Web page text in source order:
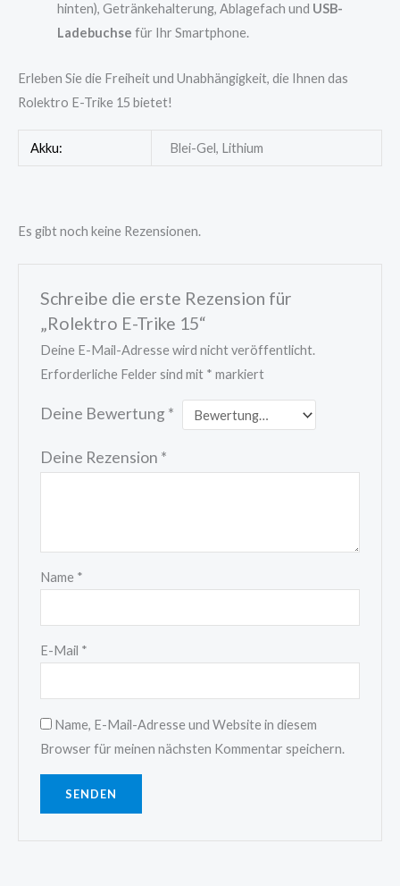
hinten), Getränkehalterung, Ablagefach und USB-
Ladebuchse für Ihr Smartphone.
Erleben Sie die Freiheit und Unabhängigkeit, die Ihnen das
Rolektro E-Trike 15 bietet!
Akku: Blei-Gel, Lithium
Es gibt noch keine Rezensionen.
Schreibe die erste Rezension für
„Rolektro E-Trike 15“
Deine E-Mail-Adresse wird nicht veröffentlicht.
Erforderliche Felder sind mit * markiert
Deine Bewertung *
Deine Rezension *
Name *
E-Mail *
Name, E-Mail-Adresse und Website in diesem
Browser für meinen nächsten Kommentar speichern.